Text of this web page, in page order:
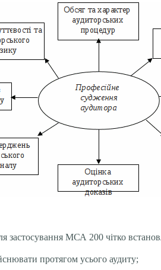
застосування МСА 200 чітко
протягом усього аудиту;